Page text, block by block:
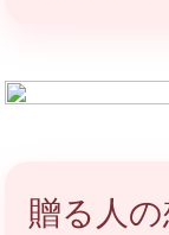
贈る人